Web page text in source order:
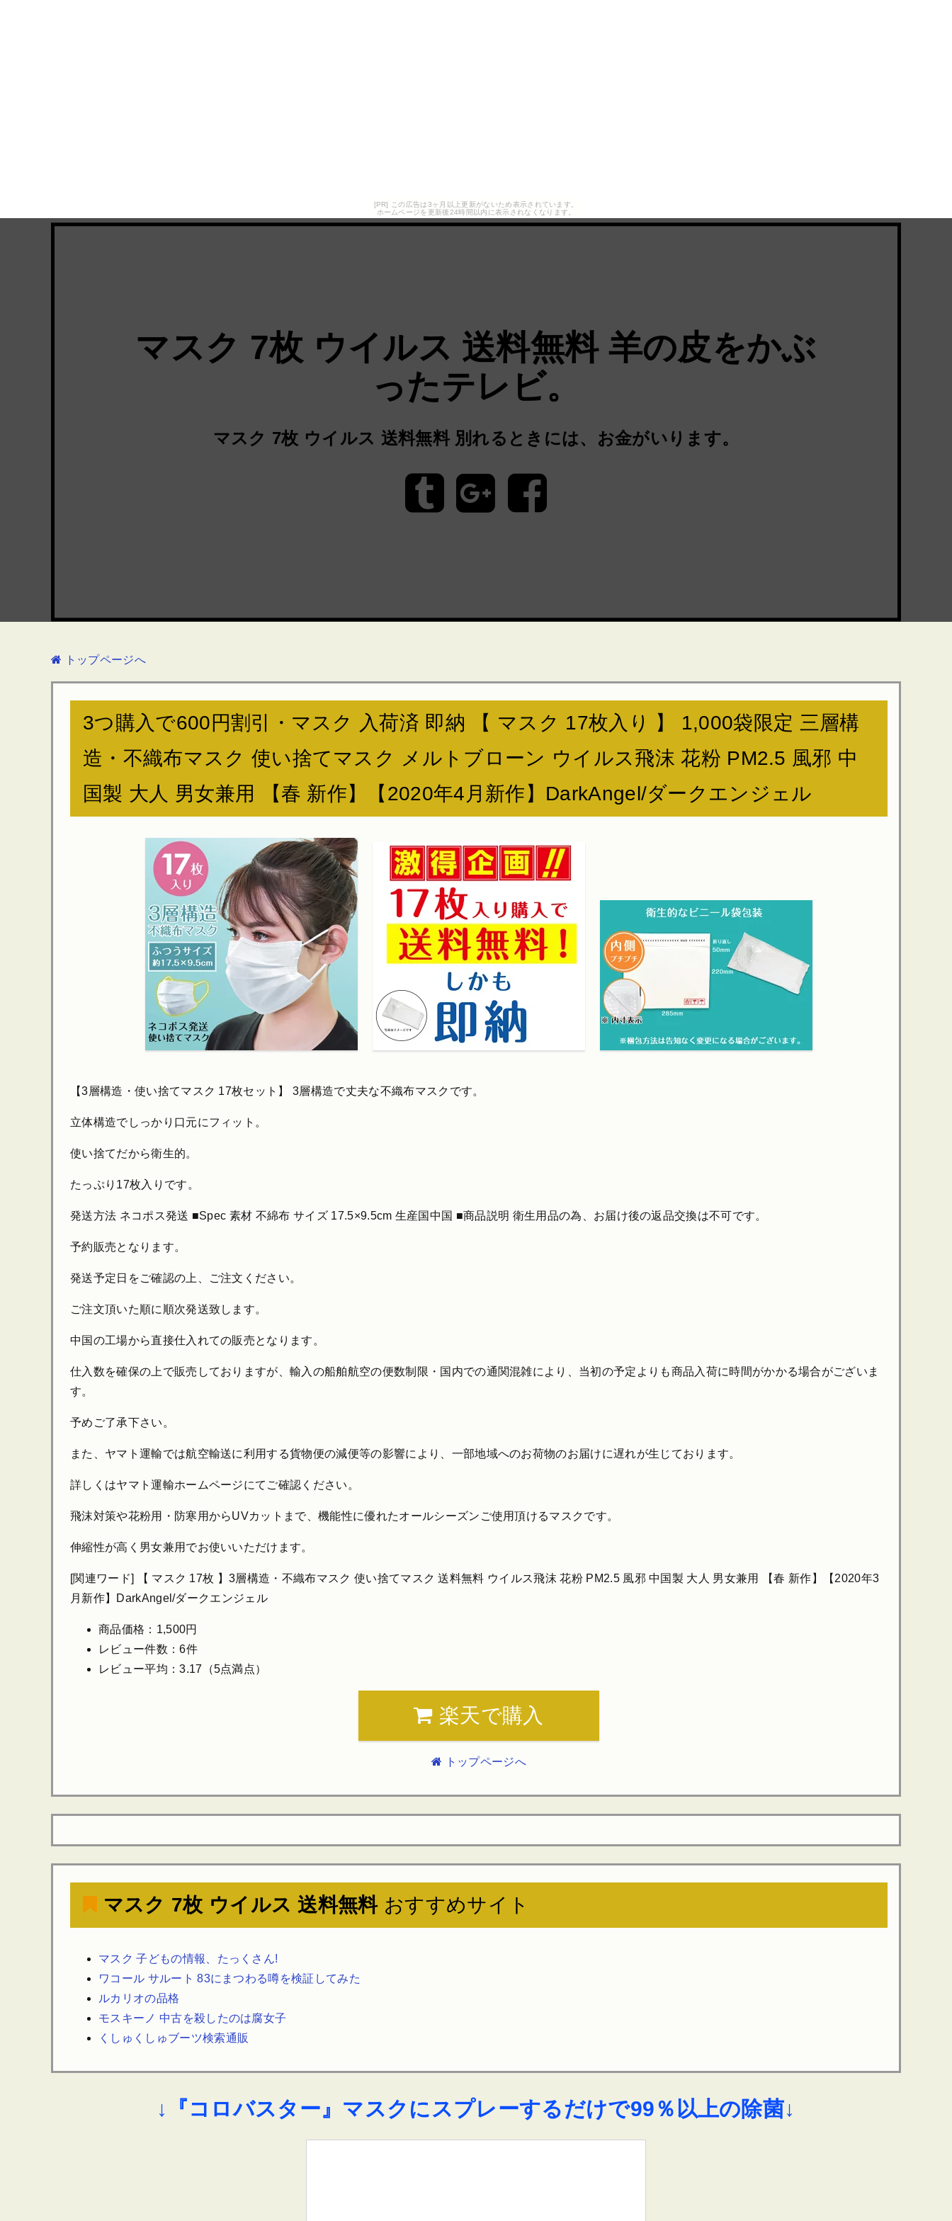
[PR] この広告は3ヶ月以上更新がないため表示されています。
ホームページを更新後24時間以内に表示されなくなります。
マスク 7枚 ウイルス 送料無料 羊の皮をかぶ
ったテレビ。
マスク 7枚 ウイルス 送料無料 別れるときには、お金がいります。
トップページへ
3つ購入で600円割引・マスク 入荷済 即納 【 マスク 17枚入り 】 1,000袋限定 三層構
造・不織布マスク 使い捨てマスク メルトブローン ウイルス飛沫 花粉 PM2.5 風邪 中
国製 大人 男女兼用 【春 新作】【2020年4月新作】DarkAngel/ダークエンジェル
【3層構造・使い捨てマスク 17枚セット】 3層構造で丈夫な不織布マスクです。
立体構造でしっかり口元にフィット。
使い捨てだから衛生的。
たっぷり17枚入りです。
発送方法 ネコポス発送 ■Spec 素材 不綿布 サイズ 17.5×9.5cm 生産国中国 ■商品説明 衛生用品の為、お届け後の返品交換は不可です。
予約販売となります。
発送予定日をご確認の上、ご注文ください。
ご注文頂いた順に順次発送致します。
中国の工場から直接仕入れての販売となります。
仕入数を確保の上で販売しておりますが、輸入の船舶航空の便数制限・国内での通関混雑により、当初の予定よりも商品入荷に時間がかかる場合がございま
す。
予めご了承下さい。
また、ヤマト運輸では航空輸送に利用する貨物便の減便等の影響により、一部地域へのお荷物のお届けに遅れが生じております。
詳しくはヤマト運輸ホームページにてご確認ください。
飛沫対策や花粉用・防寒用からUVカットまで、機能性に優れたオールシーズンご使用頂けるマスクです。
伸縮性が高く男女兼用でお使いいただけます。
[関連ワード] 【 マスク 17枚 】3層構造・不織布マスク 使い捨てマスク 送料無料 ウイルス飛沫 花粉 PM2.5 風邪 中国製 大人 男女兼用 【春 新作】【2020年3
月新作】DarkAngel/ダークエンジェル
商品価格：1,500円
レビュー件数：6件
レビュー平均：3.17（5点満点）
楽天で購入
トップページへ
マスク 7枚 ウイルス 送料無料おすすめサイト
マスク 子どもの情報、たっくさん!
ワコール サルート 83にまつわる噂を検証してみた
ルカリオの品格
モスキーノ 中古を殺したのは腐女子
くしゅくしゅブーツ検索通販
↓『コロバスター』マスクにスプレーするだけで99％以上の除菌↓